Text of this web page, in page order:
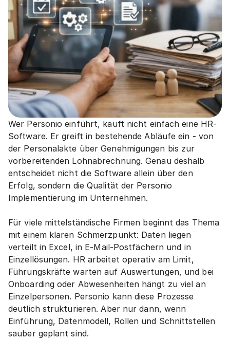
Wer Personio einführt, kauft nicht einfach eine HR-
Software. Er greift in bestehende Abläufe ein - von
der Personalakte über Genehmigungen bis zur
vorbereitenden Lohnabrechnung. Genau deshalb
entscheidet nicht die Software allein über den
Erfolg, sondern die Qualität der Personio
Implementierung im Unternehmen.
Für viele mittelständische Firmen beginnt das Thema
mit einem klaren Schmerzpunkt: Daten liegen
verteilt in Excel, in E-Mail-Postfächern und in
Einzellösungen. HR arbeitet operativ am Limit,
Führungskräfte warten auf Auswertungen, und bei
Onboarding oder Abwesenheiten hängt zu viel an
Einzelpersonen. Personio kann diese Prozesse
deutlich strukturieren. Aber nur dann, wenn
Einführung, Datenmodell, Rollen und Schnittstellen
sauber geplant sind.